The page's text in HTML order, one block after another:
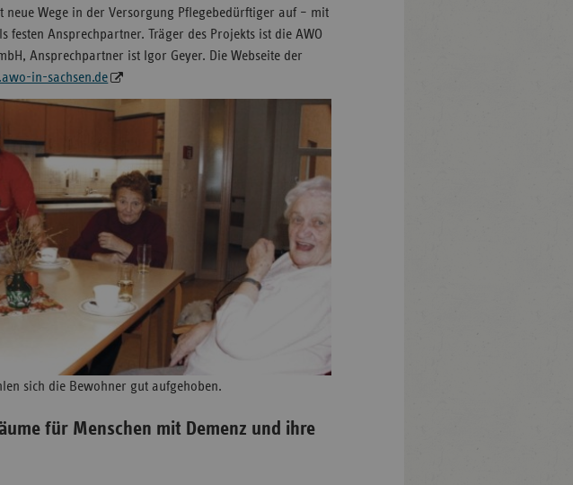
neue Wege in der Versorgung Pflegebedürftiger auf – mit
festen Ansprechpartner. Träger des Projekts ist die AWO
Ansprechpartner ist Igor Geyer. Die Webseite der
in-sachsen.de
sich die Bewohner gut aufgehoben.
für Menschen mit Demenz und ihre